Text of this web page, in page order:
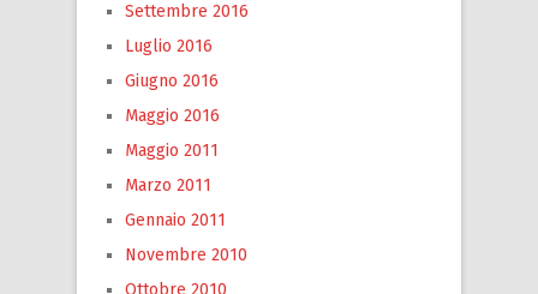
Settembre 2016
Luglio 2016
Giugno 2016
Maggio 2016
Maggio 2011
Marzo 2011
Gennaio 2011
Novembre 2010
Ottobre 2010